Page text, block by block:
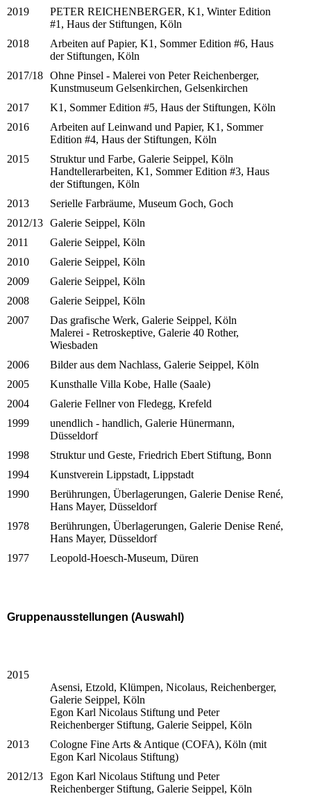
2019
PETER REICHENBERGER, K1, Winter Edition
#1, Haus der Stiftungen, Köln
2018
Arbeiten auf Papier, K1, Sommer Edition #6, Haus
der Stiftungen, Köln
2017/18 Ohne Pinsel - Malerei von Peter Reichenberger,
Kunstmuseum Gelsenkirchen, Gelsenkirchen
2017
K1, Sommer Edition #5, Haus der Stiftungen, Köln
2016
Arbeiten auf Leinwand und Papier, K1, Sommer
Edition #4, Haus der Stiftungen, Köln
2015
Struktur und Farbe, Galerie Seippel, Köln
Handtellerarbeiten, K1, Sommer Edition #3, Haus
der Stiftungen, Köln
2013
Serielle Farbräume, Museum Goch, Goch
2012/13 Galerie Seippel, Köln
2011
Galerie Seippel, Köln
2010
Galerie Seippel, Köln
2009
Galerie Seippel, Köln
2008
Galerie Seippel, Köln
2007
Das grafische Werk, Galerie Seippel, Köln
Malerei - Retroskeptive, Galerie 40 Rother,
Wiesbaden
2006
Bilder aus dem Nachlass, Galerie Seippel, Köln
2005
Kunsthalle Villa Kobe, Halle (Saale)
2004
Galerie Fellner von Fledegg, Krefeld
1999
unendlich - handlich, Galerie Hünermann,
Düsseldorf
1998
Struktur und Geste, Friedrich Ebert Stiftung, Bonn
1994
Kunstverein Lippstadt, Lippstadt
1990
Berührungen, Überlagerungen, Galerie Denise René,
Hans Mayer, Düsseldorf
1978
Berührungen, Überlagerungen, Galerie Denise René,
Hans Mayer, Düsseldorf
1977
Leopold-Hoesch-Museum, Düren
Gruppenausstellungen (Auswahl)
2015
Asensi, Etzold, Klümpen, Nicolaus, Reichenberger,
Galerie Seippel, Köln
Egon Karl Nicolaus Stiftung und Peter
Reichenberger Stiftung, Galerie Seippel, Köln
2013
Cologne Fine Arts & Antique (COFA), Köln (mit
Egon Karl Nicolaus Stiftung)
2012/13 Egon Karl Nicolaus Stiftung und Peter
Reichenberger Stiftung, Galerie Seippel, Köln